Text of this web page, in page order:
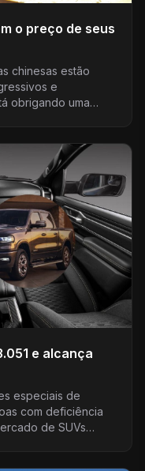
o preço de seus
chinesas estão
e
obrigando uma
e alcança
especiais de
com deficiência
de SUVs